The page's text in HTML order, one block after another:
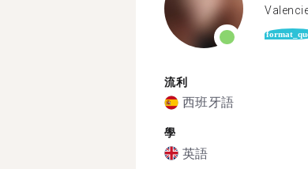
流利
西班牙語
學
英語